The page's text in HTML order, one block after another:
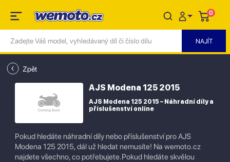
0
Zpět
AJS Modena 125 2015
AJS Modena 125 2015 – Náhradní díly a
příslušenství online
Pokud hledáte náhradní díly nebo příslušenství pro AJS
Modena 125 2015, dál už hledat nemusíte! Na wemoto.cz
najdete všechno, co potřebujete.Pokud hledáte skvělou